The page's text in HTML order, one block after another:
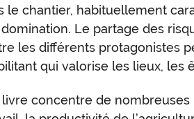
le chantier, habituellement
Le partage des
les différents protagonistes
qui valorise les lieux, les
livre concentre de